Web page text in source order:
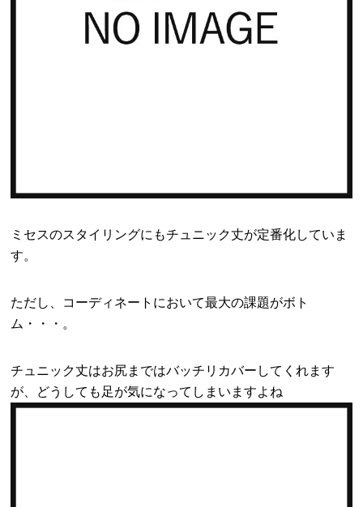
ミセスのスタイリングにもチュニック丈が定番化していま
す。
ただし、コーディネートにおいて最大の課題がボト
ム・・・。
チュニック丈はお尻まではバッチリカバーしてくれます
が、どうしても足が気になってしまいますよね